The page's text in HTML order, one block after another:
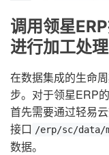
调用领星
进行加工处理
在数据集成的生命
步。对于领星ERP
首先需要通过轻易
接口 /erp/sc/data/
数据。